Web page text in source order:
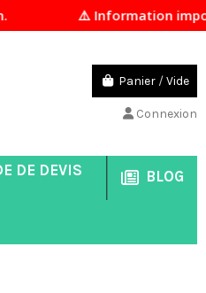
⚠️ Information importante
Panier /Vide
Connexion
DE DEVIS BLOG